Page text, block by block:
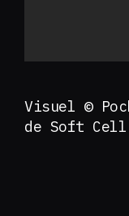
Visuel ©
de Soft Cell